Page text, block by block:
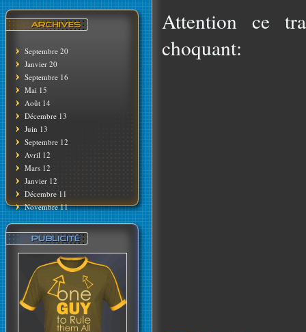
Septembre 20
Janvier 20
Septembre 16
Mai 15
Août 14
Décembre 13
Juin 13
Septembre 12
Avril 12
Mars 12
Janvier 12
Décembre 11
Novembre 11
Attention ce
choquant: